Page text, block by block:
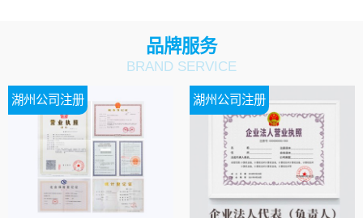
品牌服务
BRAND SERVICE
湖州公司注册 湖州公司注册